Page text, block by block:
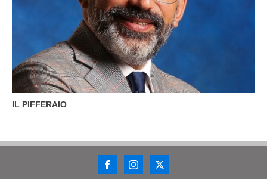
IL PIFFERAIO